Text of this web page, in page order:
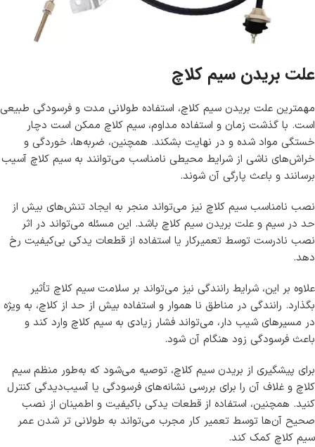
علت بریدن سیم کلاچ
مهمترین علت بریدن سیم کلاچ، استفاده طولانی‌ مدت و فرسودگی طبیعی
است. با گذشت زمان و استفاده مداوم، سیم کلاچ ممکن است دچار
خستگی مواد شده و در نهایت بشکند. همچنین، ضربه‌ها، خوردگی و
خراش‌های ناشی از شرایط محیطی نامناسب می‌توانند به سیم کلاچ آسیب
برسانند و باعث پارگی آن شوند.
نصب نامناسب سیم کلاچ نیز می‌تواند منجر به ایجاد تنش‌های بیش از
حد در سیم و علت بریدن سیم کلاچ باشد. این مسئله می‌تواند در اثر
نصب نادرست توسط تعمیرکار یا استفاده از قطعات یدکی بی‌کیفیت رخ
دهد.
علاوه بر این، شرایط رانندگی نیز می‌تواند بر سلامت سیم کلاچ تأثیر
بگذارد. رانندگی در مناطق نا هموار و استفاده بیش از حد از کلاچ، به‌ ویژه
در مسیرهای شیب‌ دار، می‌تواند فشار زیادی به سیم کلاچ وارد کند و
باعث فرسودگی زود هنگام آن شود.
برای پیشگیری از بریدن سیم کلاچ، توصیه می‌شود که به‌طور منظم سیم
کلاچ و غلاف آن را برای بررسی نشانه‌های فرسودگی یا آسیب‌دیدگی کنترل
کنید. همچنین، استفاده از قطعات یدکی باکیفیت و اطمینان از نصب
صحیح آن‌ها توسط تعمیر کار مجرب می‌تواند به طولانی‌ تر شدن عمر
سیم کلاچ کمک کند.